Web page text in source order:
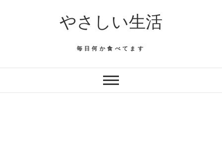
やさしい生活
毎日何か食べてます